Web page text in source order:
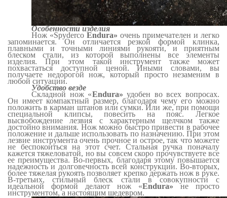
Особенности изделия
Нож «Spyderco Endura» очень примечателен и легко
запоминается. Он отличается резкой формой клинка,
плавными и точными линиями рукояти, и приятным
блеском стали, из которой выполнены все элементы
изделия. При этом такой инструмент также может
похвастаться доступной ценой. Иными словами, вы
получаете недорогой нож, который просто незаменим в
любой ситуации.
Удобство везде
Складной нож «Endura» удобен во всех вопросах.
Он имеет компактный размер, благодаря чему его можно
положить в карман штанов или сумки. Или же, при помощи
специальной клипсы, повесить на пояс. Легкое
высвобождение лезвия с характерным щелчком также
достойно внимания. Нож можно быстро привести в рабочее
положение и дальше использовать по назначению. При этом
лезвие инструмента очень прочное и острое, так что можете
не беспокоиться на этот счет. Стальная ручка поначалу
кажется тяжеловатой, но вы совсем скоро прочувствуете все
ее преимущества. Во-первых, благодаря этому повышается
надежность и долговечность всей конструкции. Во-вторых,
более тяжелая рукоять позволяет крепко держать нож в руке.
В-третьих, стильный блеск стали в совокупности с
идеальной формой делают нож «Endura» не просто
инструментом, а настоящим шедевром.